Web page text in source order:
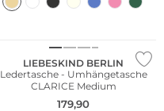
LIEBESKIND BERLIN
Ledertasche - Umhängetasche
CLARICE Medium
179,90